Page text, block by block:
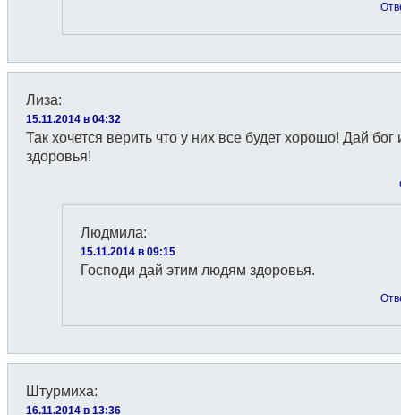
Лиза:
15.11.2014 в 04:32
Так хочется верить что у них все будет хорошо! Дай бог
здоровья!
Людмила:
15.11.2014 в 09:15
Господи дай этим людям здоровья.
Штурмиха:
16.11.2014 в 13:36